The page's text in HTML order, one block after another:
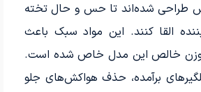
طراحی شده‌اند تا حس و حال تخته‌
القا کنند. این مواد سبک باعث
وزن خالص این مدل خاص شده است.
برآمده، حذف هواکش‌های جلو